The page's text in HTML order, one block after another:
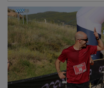
Molina. “He disfrutado
perfecta y, aunque
muy bien. El ambiente
el cariño con el que
pueda volver el año que
PUBLICIDAD